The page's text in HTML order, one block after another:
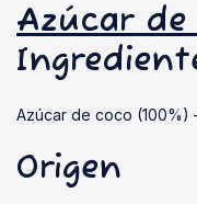
Azúcar de
Azúcar de coco (100%)
Origen